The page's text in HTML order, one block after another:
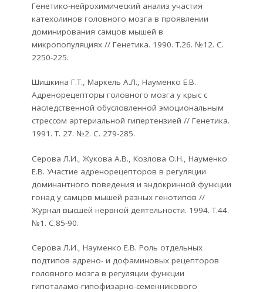
Генетико-нейрохимический анализ участия
катехолинов головного мозга в проявлении
доминирования самцов мышей в
микропопуляциях // Генетика. 1990. Т.26. №12. С.
2250-225.
Шишкина Г.Т., Маркель А.Л., Науменко Е.В.
Адренорецепторы головного мозга у крыс с
наследственной обусловленной эмоциональным
стрессом артериальной гипертензией // Генетика.
1991. Т. 27. №2. С. 279-285.
Серова Л.И., Жукова А.В., Козлова О.Н., Науменко
Е.В. Участие адренорецепторов в регуляции
доминантного поведения и эндокринной функции
гонад у самцов мышей разных генотипов //
Журнал высшей нервной деятельности. 1994. Т.44.
№1. С.85-90.
Серова Л.И., Науменко Е.В. Роль отдельных
подтипов адрено- и дофаминовых рецепторов
головного мозга в регуляции функции
гипоталамо-гипофизарно-семенникового